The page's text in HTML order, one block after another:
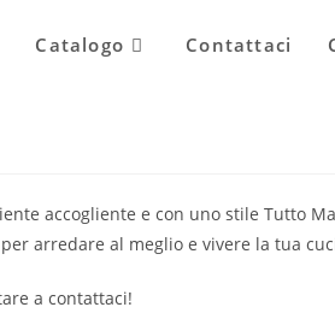
Catalogo Contattaci
accogliente e con uno stile Tutto
arredare al meglio e vivere la tua
a contattaci!